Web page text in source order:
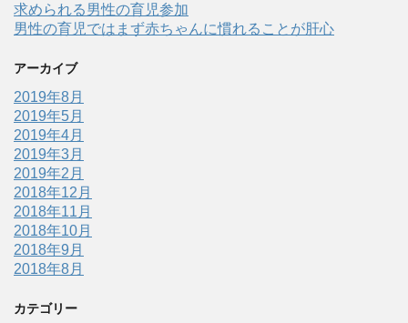
求められる男性の育児参加
男性の育児ではまず赤ちゃんに慣れることが肝心
アーカイブ
2019年8月
2019年5月
2019年4月
2019年3月
2019年2月
2018年12月
2018年11月
2018年10月
2018年9月
2018年8月
カテゴリー